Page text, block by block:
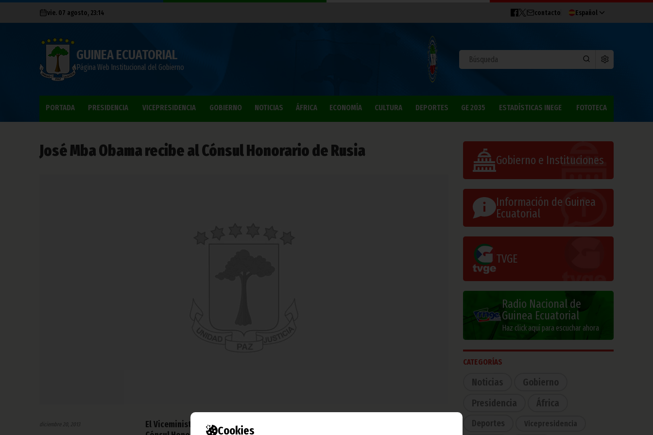
Cookies
vie. 07 agosto, 23:14 contacto Español
GUINEA ECUATORIAL
Página Web Institucional del Gobierno
PORTADA PRESIDENCIA VICEPRESIDENCIA GOBIERNO NOTICIAS ÁFRICA ECONOMÍA CULTURA DEPORTES GE 2035 ESTADÍSTICAS INEGE FOTOTECA
José Mba Obama recibe al Cónsul Honorario de Rusia
diciembre 20, 2013
El Viceministro de Información, Prensa y Radio, José Mba Obama Bendomo, recibía al
Gobierno e Instituciones
Información de Guinea
Ecuatorial
TVGE
Radio Nacional de
Guinea Ecuatorial
Haz click aquí para escuchar ahora
CATEGORÍAS
Noticias
Gobierno
Presidencia
África
Deportes Vicepresidencia